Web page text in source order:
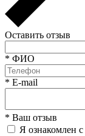
Оставить отзыв
* ФИО
* E-mail
* Ваш отзыв
Я ознакомлен с